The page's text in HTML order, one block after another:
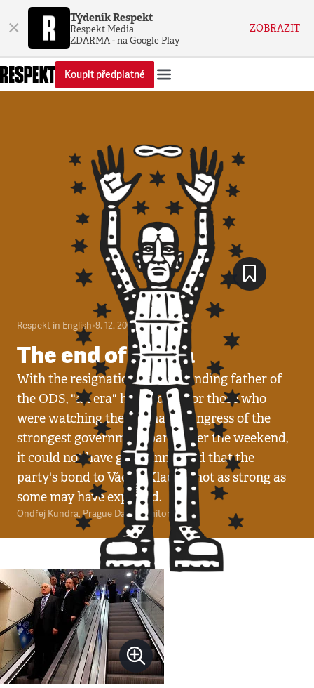
× Týdeník Respekt
Respekt Media
ZDARMA - na Google Play
ZOBRAZIT
Koupit předplatné
Respekt in English•9. 12. 2008•4minuty
The end of an era
With the resignation of the founding father of
the ODS, "an era" has ended. For those who
were watching the dramatic congress of the
strongest government party over the weekend,
it could not have gone unnoticed that the
party's bond to Václav Klaus is not as strong as
some may have expected.
Ondřej Kundra,Prague Daily Monitor